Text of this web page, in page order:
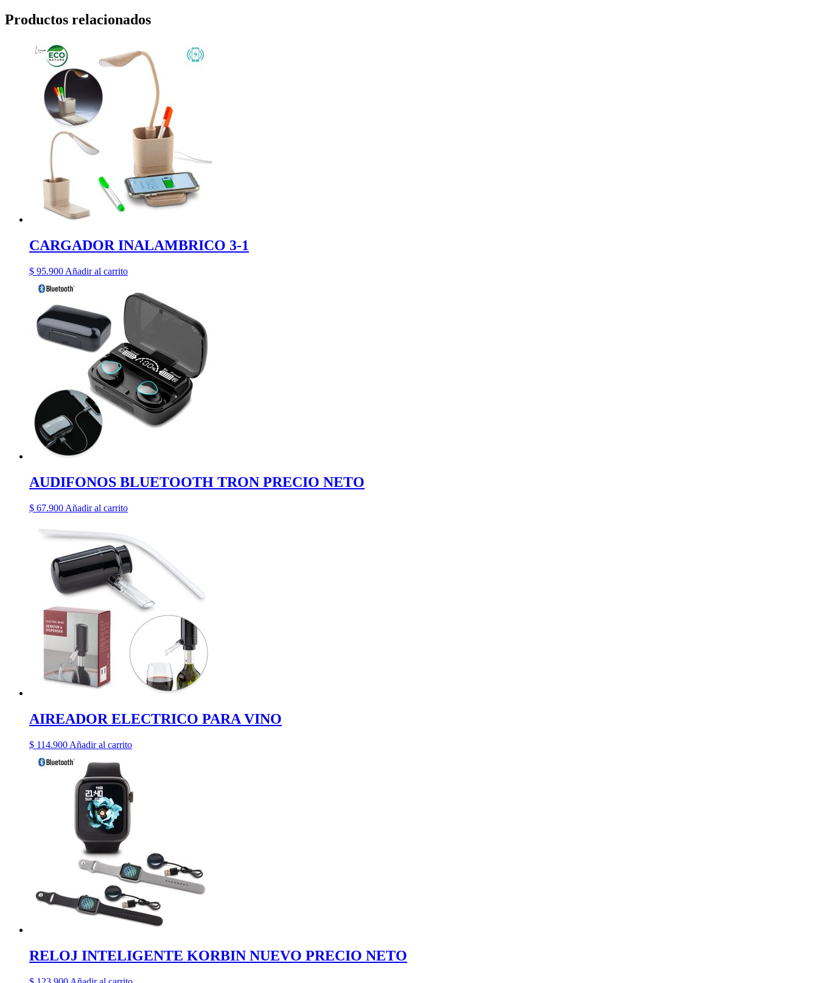
Productos relacionados
CARGADOR INALAMBRICO 3-1
$ 95.900 Añadir al carrito
AUDIFONOS BLUETOOTH TRON PRECIO NETO
$ 67.900 Añadir al carrito
AIREADOR ELECTRICO PARA VINO
$ 114.900 Añadir al carrito
RELOJ INTELIGENTE KORBIN NUEVO PRECIO NETO